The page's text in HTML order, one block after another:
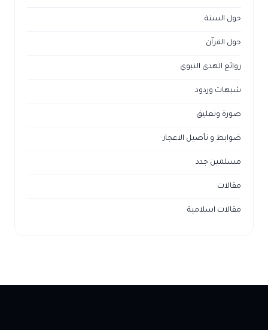
حول السنة
حول القراّن
روائع الهدى النبوي
شبهات وردود
صورة وتعليق
ضوابط و تأصيل الاعجاز
مسلمين جدد
مقالات
مقالات اسلامية